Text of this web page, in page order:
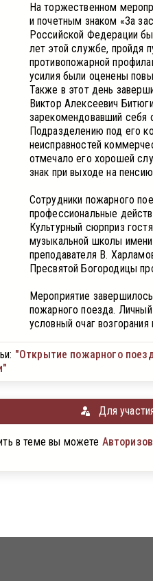
На торжественном
и почетным знаком «За
Российской Федерации
лет этой службе, пройдя
противопожарной
усилия были оценены
Также в этот день
Виктор Алексеевич
зарекомендовавший себя
Подразделению под его
неисправностей
отмечало его хорошей
знак при выходе на
Сотрудники пожарного
профессиональные
Культурный сюрприз
музыкальной школы
преподавателя В.
Пресвятой Богородицы
Мероприятие
пожарного поезда.
условный очаг
"Открытие пожарного
Для
в теме вы можете